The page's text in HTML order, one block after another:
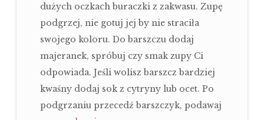
dużych oczkach buraczki z zakwasu. Zupę
podgrzej, nie gotuj jej by nie straciła
swojego koloru. Do barszczu dodaj
majeranek, spróbuj czy smak zupy Ci
odpowiada. Jeśli wolisz barszcz bardziej
kwaśny dodaj sok z cytryny lub ocet. Po
podgrzaniu przecedź barszczyk, podawaj